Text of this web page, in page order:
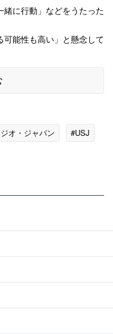
に行動」などをうたった
能性も高い」と懸念して
オ・ジャパン
#USJ